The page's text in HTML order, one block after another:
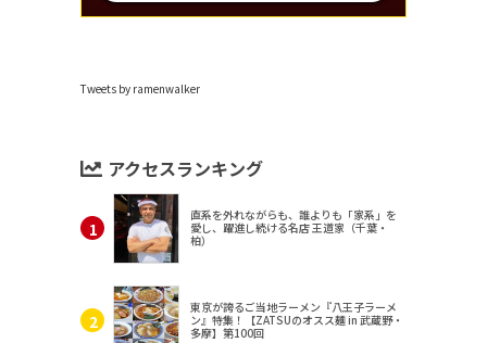
Tweets by ramenwalker
アクセスランキング
直系を外れながらも、誰よりも「家系」を
愛し、躍進し続ける名店 王道家（千葉・
柏）
東京が誇るご当地ラーメン『八王子ラーメ
ン』特集！【ZATSUのオスス麺 in 武蔵野・
多摩】第100回